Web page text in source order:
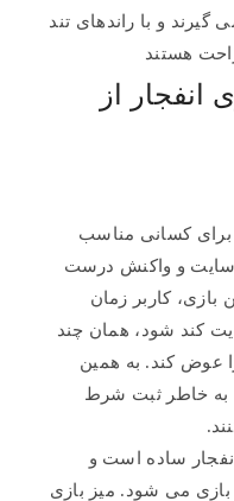
گیرند و با راندهای تند
هستند
انفجار از
برای کسانی مناسب
سایت و واکنش درست
کاربر زمان
کند شود، همان چند
عوض کند. به همین
به خاطر ثبت شرط
ساده است و
می شود. میز بازی